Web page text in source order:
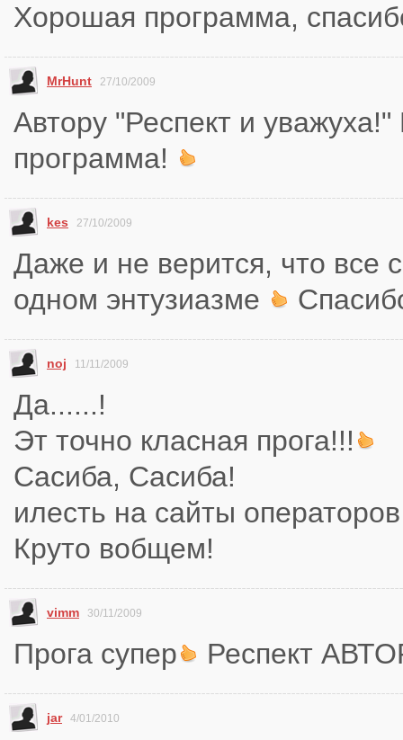
Хорошая программа,
MrHunt 27/10/2009
Автору "Респект и уважуха!"
программа!
kes 27/10/2009
Даже и не верится, что все
одном энтузиазме
noj 11/11/2009
Да......!
Эт точно класная прога!!!
Сасиба, Сасиба!
илесть на сайты
Круто вобщем!
vimm 30/11/2009
Прога супер Респект
jar 4/01/2010